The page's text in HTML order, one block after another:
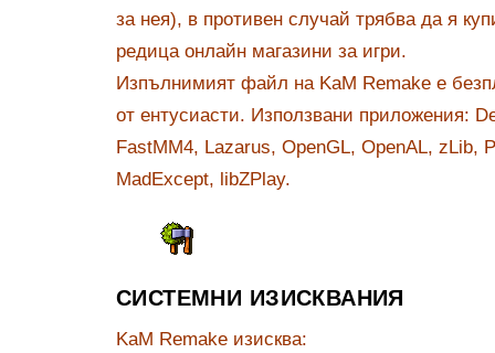
за нея), в противен случай трябва да я
редица онлайн магазини за игри.
Изпълнимият файл на KaM Remake е
от ентусиасти. Използвани приложения:
FastMM4, Lazarus, OpenGL, OpenAL, zLib,
MadExcept, libZPlay.
СИСТЕМНИ ИЗИСКВАНИЯ
KaM Remake изисква: